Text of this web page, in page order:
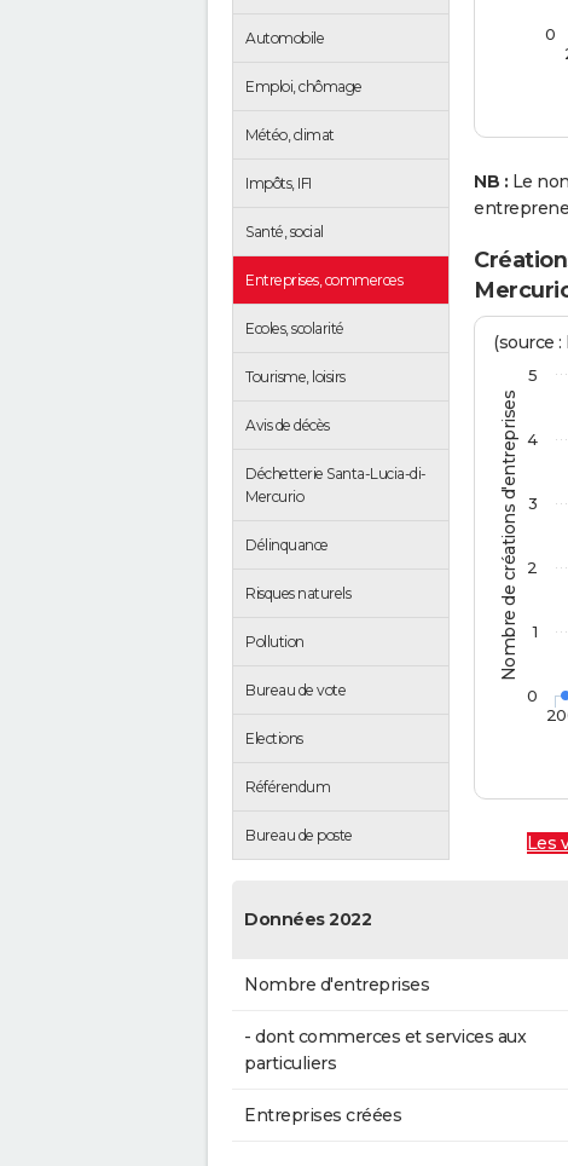
Automobile
Emploi, chômage
Météo, climat
Impôts, IFI
Santé, social
Entreprises, commerces
Ecoles, scolarité
Tourisme, loisirs
Avis de décès
Déchetterie Santa-Lucia-di-
Mercurio
Délinquance
Risques naturels
Pollution
Bureau de vote
Elections
Référendum
Bureau de poste
0
NB : Le
Nombre de créations d'entreprises
(source
0
1
2
3
4
5
Les
Données 2022
Nombre d'entreprises
- dont commerces et services aux
particuliers
Entreprises créées